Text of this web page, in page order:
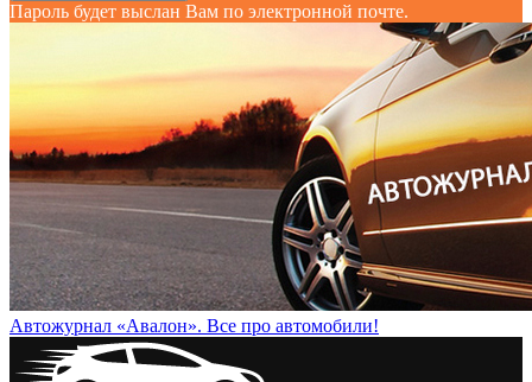
Пароль будет выслан Вам по электронной почте.
Автожурнал «Авалон». Все про автомобили!